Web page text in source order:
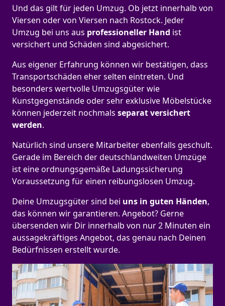
Und das gilt für jeden Umzug. Ob jetzt innerhalb von
Viersen oder von Viersen nach Rostock. Jeder
Umzug bei uns aus professioneller Hand ist
versichert und Schäden sind abgesichert.
Aus eigener Erfahrung können wir bestätigen, dass
Transportschäden eher selten eintreten. Und
besonders wertvolle Umzugsgüter wie
Kunstgegenstände oder sehr exklusive Möbelstücke
können jederzeit nochmals separat versichert
werden.
Natürlich sind unsere Mitarbeiter ebenfalls geschult.
Gerade im Bereich der deutschlandweiten Umzüge
ist eine ordnungsgemäße Ladungssicherung
Voraussetzung für einen reibungslosen Umzug.
Deine Umzugsgüter sind bei uns in guten Händen,
das können wir garantieren. Angebot? Gerne
übersenden wir Dir innerhalb von nur 2 Minuten ein
aussagekräftiges Angebot, das genau nach Deinen
Bedürfnissen erstellt wurde.